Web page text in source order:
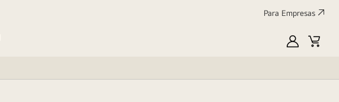
Para Empresas
MyLGCart